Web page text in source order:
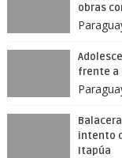
obras
frente a
intento
Itapúa